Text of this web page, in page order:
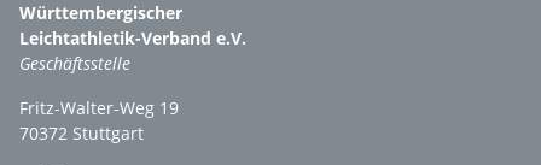
Württembergischer
Leichtathletik-Verband e.V.
Geschäftsstelle
Fritz-Walter-Weg 19
70372 Stuttgart